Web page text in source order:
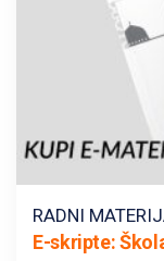
RADNI
E-skripte: